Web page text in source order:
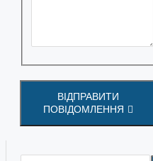
ВІДПРАВИТИ
ПОВІДОМЛЕННЯ